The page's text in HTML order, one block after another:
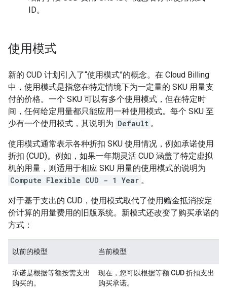
ID。
使用模式
新的 CUD 计划引入了“使用模式”的概念。在 Cloud Billing
中，使用模式是指您在特定情境下为一定量的 SKU 用量支
付的价格。一个 SKU 可以有多个使用模式，但在特定时
间，任何给定用量都只能应用一种使用模式。每个 SKU 至
少有一个使用模式，其说明为 Default 。
使用模式通常表示各种折扣 SKU 使用情况，例如承诺使用
折扣 (CUD)。例如，如果一年期灵活 CUD 涵盖了特定虚拟
机的用量，则适用于相应 SKU 用量的使用模式的说明为
Compute Flexible CUD - 1 Year 。
对于基于支出的 CUD，使用模式取代了使用赠金抵消按定
价计算的用量费用的旧版系统。新模式还改变了购买承诺的
方式：
以前的模型 当前模型
承诺是根据等额按需支出
购买的。
现在，您可以根据等额 CUD 折扣支出
购买承诺。